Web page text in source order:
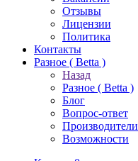
Отзывы
Лицензии
Политика
Контакты
Разное ( Betta )
Назад
Разное ( Betta )
Блог
Вопрос-ответ
Производители
Возможности